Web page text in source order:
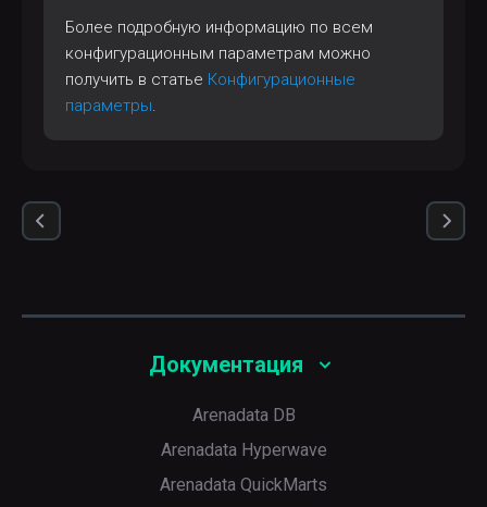
Более подробную информацию по всем
конфигурационным параметрам можно
получить в статье Конфигурационные
параметры.
Документация
Arenadata DB
Arenadata Hyperwave
Arenadata QuickMarts